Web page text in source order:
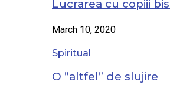
Lucrarea cu copiii
March 10, 2020
Spiritual
O ”altfel” de slujire